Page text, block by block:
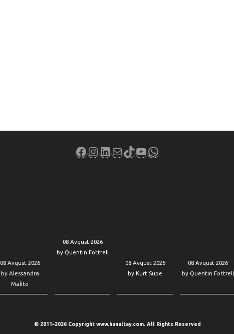
Facebook
Instagram
LinkedIn
MailTikTok
YouTube
WhatsApp
08 Avqust 2026
by Alessandra
Malito
08 Avqust 2026
by Quentin Fottrell
08 Avqust 2026
by Kurt Supe
08 Avqust 2026
by Quentin Fottrell
© 2011–2026 Copyright www.hunaltay.com. All Rights Reserved